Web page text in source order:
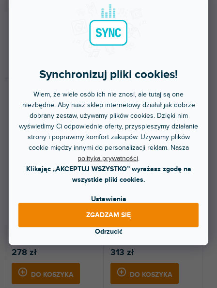
Synchronizuj pliki cookies!
Wiem, że wiele osób ich nie znosi, ale tutaj są one
niezbędne. Aby nasz sklep internetowy działał jak dobrze
dobrany zestaw, używamy plików cookies. Dzięki nim
wyświetlimy Ci odpowiednie oferty, przyspieszymy działanie
strony i poprawimy komfort zakupów. Używamy plików
cookie między innymi do personalizacji reklam. Nasza
polityka prywatności
Klikając „AKCEPTUJ WSZYSTKO” wyrażasz zgodę na
wszystkie pliki cookies.
Ustawienia
Odrzucić
ZGADZAM SIĘ
243 zł
Głowica kulowa z szybkozłączką
z centralnym zamkiem trzpienia
kulowego i...
stacjonarnym
1 szt)
278 zł
DO KOSZYKA
Manfrotto Manfrotto MH492-BH
494 Centre Ball Head with
Universal Round Disc
Dostępny w sklepie
stacjonarnym
313 zł
DO KOSZYKA
Aluminiowa głowica kulowa o
kompaktowych rozmiarach,
udźwig do 8 kg.